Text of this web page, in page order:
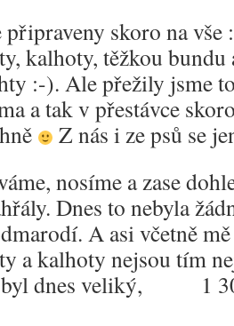
skoro na vše
kalhoty, těžkou bundu
:-). Ale přežily jsme
a tak v přestávce
Z nás i ze psů se
nosíme a zase
Dnes to nebyla
A asi včetně
a kalhoty nejsou tím
byl dnes veliký, 1